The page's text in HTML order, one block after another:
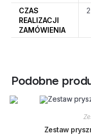
CZAS
REALIZACJI
ZAMÓWIENIA
Podobne
Zestaw